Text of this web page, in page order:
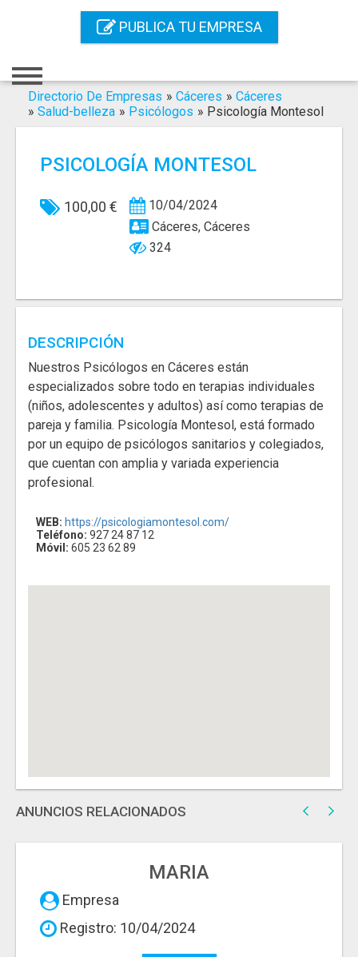
PUBLICA TU EMPRESA
Registro
Contacto
Servicios Online
Servicios SEO
Publica Tu Empresa
Directorio De Empresas » Cáceres » Cáceres
» Salud-belleza » Psicólogos » Psicología Montesol
PSICOLOGÍA MONTESOL
100,00 €
10/04/2024
Cáceres, Cáceres
324
DESCRIPCIÓN
Nuestros Psicólogos en Cáceres están
especializados sobre todo en terapias individuales
(niños, adolescentes y adultos) así como terapias de
pareja y familia. Psicología Montesol, está formado
por un equipo de psicólogos sanitarios y colegiados,
que cuentan con amplia y variada experiencia
profesional.
WEB: https://psicologiamontesol.com/
Teléfono: 927 24 87 12
Móvil: 605 23 62 89
ANUNCIOS RELACIONADOS
MARIA
Empresa
Registro: 10/04/2024